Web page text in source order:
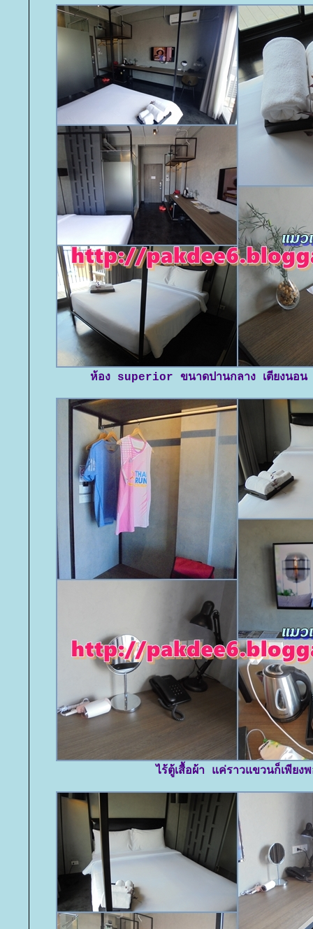
ห้อง superior ขนาดปานกลาง เตียงนอ
ไร้ตู้เสื้อผ้า แค่ราวแขวนก็เพียง